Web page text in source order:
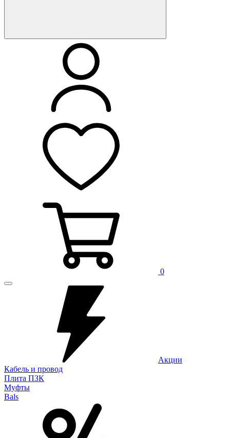
0
Акции
Кабель и провод
Плита ПЗК
Муфты
Bals